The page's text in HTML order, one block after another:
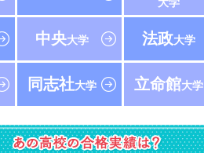
中央大学 法政大学
同志社大学 立命館大学